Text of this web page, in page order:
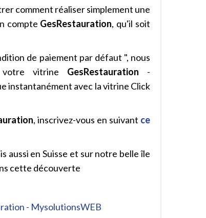
comment réaliser simplement une
compte GesRestauration, qu'il soit
de paiement par défaut ", nous
votre vitrine GesRestauration -
instantanément avec la vitrine Click
, inscrivez-vous en suivant ce
aussi en Suisse et sur notre belle île
cette découverte
- MysolutionsWEB